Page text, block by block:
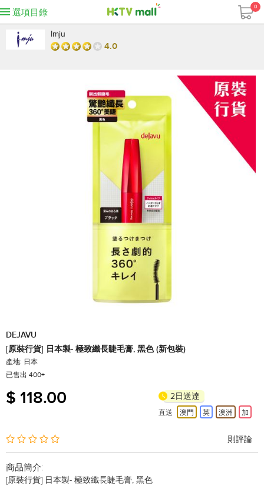
選項目錄
0
Imju
4.0
DEJAVU
[原裝行貨] 日本製- 極致纖長睫毛膏, 黑色 (新包裝)
產地: 日本
已售出 400+
$ 118.00 2日送達
直送 澳門 英 澳洲 加
則評論
商品簡介:
[原裝行貨] 日本製- 極致纖長睫毛膏, 黑色